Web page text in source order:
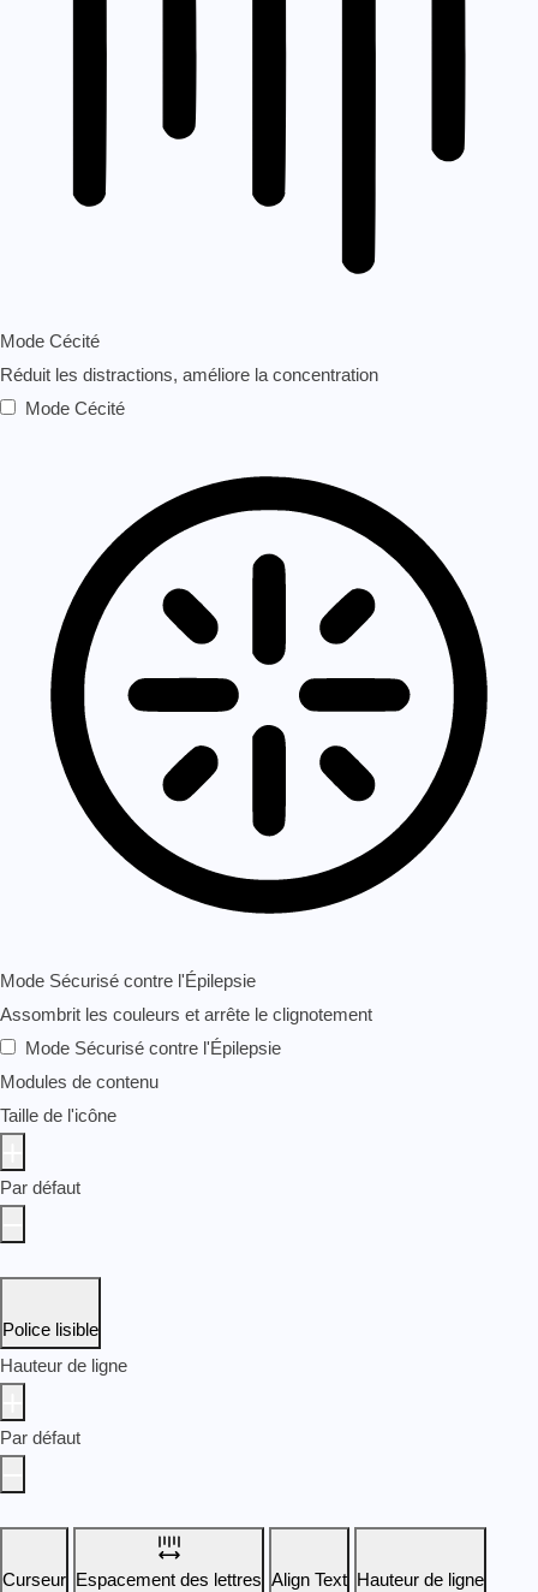
Mode Cécité
Réduit les distractions, améliore la concentration
Mode Cécité
Mode Sécurisé contre l'Épilepsie
Assombrit les couleurs et arrête le clignotement
Mode Sécurisé contre l'Épilepsie
Modules de contenu
Taille de l'icône
Par défaut
Police lisible
Hauteur de ligne
Par défaut
Curseur Espacement des lettres Align Text Hauteur de ligne